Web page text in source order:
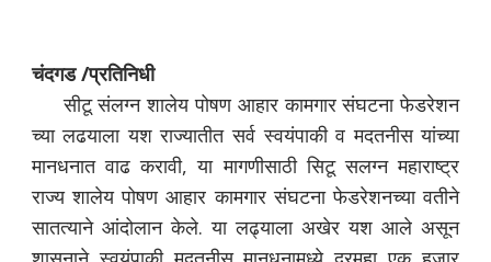
चंदगड /प्रतिनिधी
सीटू संलग्न शालेय पोषण आहार कामगार संघटना फेडरेशन
च्या लढयाला यश राज्यातीत सर्व स्वयंपाकी व मदतनीस यांच्या
मानधनात वाढ करावी, या मागणीसाठी सिटू सलग्न महाराष्ट्र
राज्य शालेय पोषण आहार कामगार संघटना फेडरेशनच्या वतीने
सातत्याने आंदोलान केले. या लढ्याला अखेर यश आले असून